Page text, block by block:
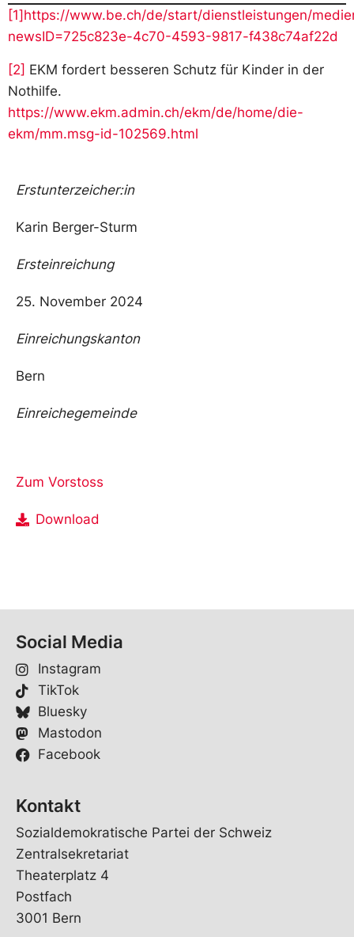
[1] https://www.be.ch/de/start/dienstleistungen/
newsID=725c823e-4c70-4593-9817-f438c74af22d
[2] EKM fordert besseren Schutz für Kinder in der
Nothilfe.
https://www.ekm.admin.ch/ekm/de/home/die-
ekm/mm.msg-id-102569.html
Erstunterzeicher:in
Karin Berger-Sturm
Ersteinreichung
25. November 2024
Einreichungskanton
Bern
Einreichegemeinde
Zum Vorstoss
Download
Social Media
Instagram
TikTok
Bluesky
Mastodon
Facebook
Kontakt
Sozialdemokratische Partei der Schweiz
Zentralsekretariat
Theaterplatz 4
Postfach
3001 Bern